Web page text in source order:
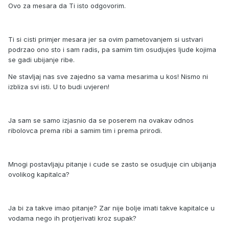
Ovo za mesara da Ti isto odgovorim.
Ti si cisti primjer mesara jer sa ovim pametovanjem si ustvari
podrzao ono sto i sam radis, pa samim tim osudjujes ljude kojima
se gadi ubijanje ribe.
Ne stavljaj nas sve zajedno sa vama mesarima u kos! Nismo ni
izbliza svi isti. U to budi uvjeren!
Ja sam se samo izjasnio da se poserem na ovakav odnos
ribolovca prema ribi a samim tim i prema prirodi.
Mnogi postavljaju pitanje i cude se zasto se osudjuje cin ubijanja
ovolikog kapitalca?
Ja bi za takve imao pitanje? Zar nije bolje imati takve kapitalce u
vodama nego ih protjerivati kroz supak?